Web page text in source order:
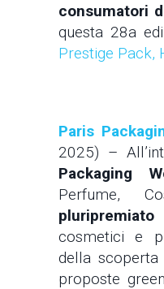
consumatori
questa 28a
Prestige Pack,
Paris
2025) –
Packaging
Perfume,
pluripremiato
cosmetici e
della
proposte